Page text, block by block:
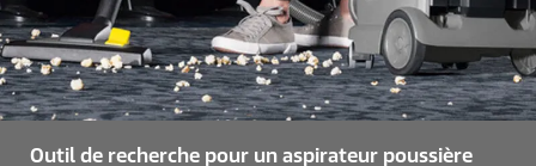
Outil de recherche pour un aspirateur poussière